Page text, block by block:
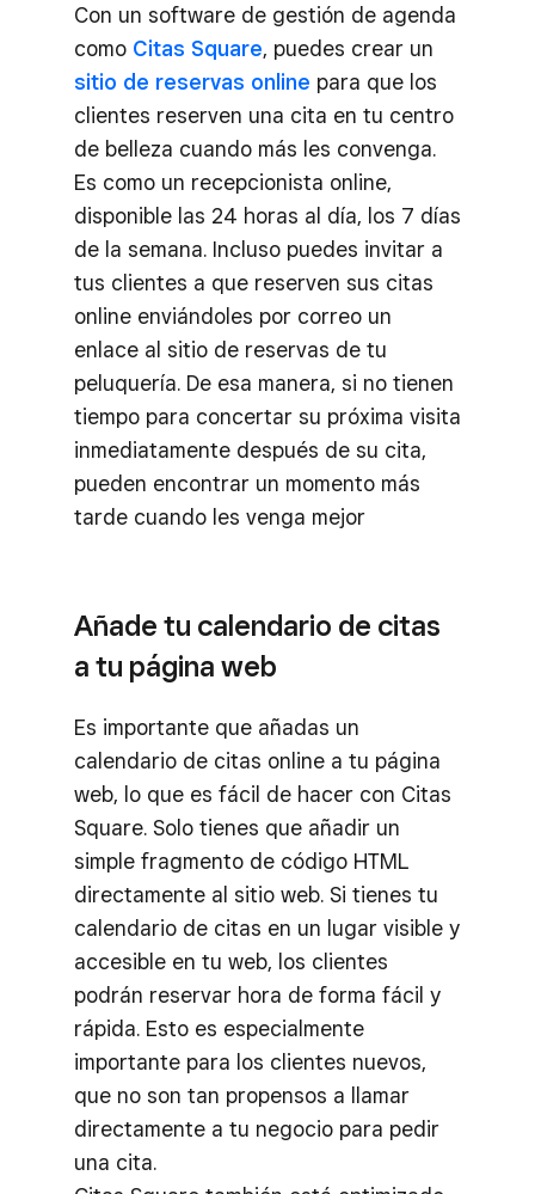
Con un software de gestión de agenda
como Citas Square, puedes crear un
sitio de reservas online para que los
clientes reserven una cita en tu centro
de belleza cuando más les convenga.
Es como un recepcionista online,
disponible las 24 horas al día, los 7 días
de la semana. Incluso puedes invitar a
tus clientes a que reserven sus citas
online enviándoles por correo un
enlace al sitio de reservas de tu
peluquería. De esa manera, si no tienen
tiempo para concertar su próxima visita
inmediatamente después de su cita,
pueden encontrar un momento más
tarde cuando les venga mejor
Añade tu calendario de citas
a tu página web
Es importante que añadas un
calendario de citas online a tu página
web, lo que es fácil de hacer con Citas
Square. Solo tienes que añadir un
simple fragmento de código HTML
directamente al sitio web. Si tienes tu
calendario de citas en un lugar visible y
accesible en tu web, los clientes
podrán reservar hora de forma fácil y
rápida. Esto es especialmente
importante para los clientes nuevos,
que no son tan propensos a llamar
directamente a tu negocio para pedir
una cita.